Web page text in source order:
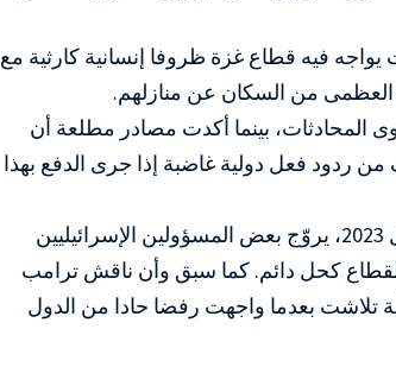
فيه قطاع غزة ظروفا إنسانية كارثية مع
العظمى من السكان عن منازلهم.
بينما أكدت مصادر مطلعة أن
ردود فعل دولية غاضبة إذا جرى الدفع بهذا
ومنذ بداية الحرب على غزة في أكتوبر/تشرين الأول 2023، يروّج بعض المسؤولين الإسرائيليين
كحل دائم. كما سبق وأن ناقش ترامب
تلاشت بعدما واجهت رفضا حادا من الدول